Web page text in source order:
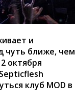
и
чуть ближе, чем
октября
клуб MOD в